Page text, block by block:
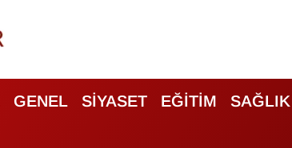
GENEL SİYASET EĞİTİM SAĞLIK